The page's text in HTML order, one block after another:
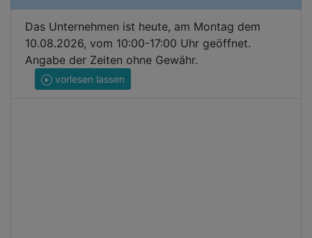
Das Unternehmen ist heute, am Montag dem
10.08.2026, vom 10:00-17:00 Uhr geöffnet.
Angabe der Zeiten ohne Gewähr.
vorlesen lassen